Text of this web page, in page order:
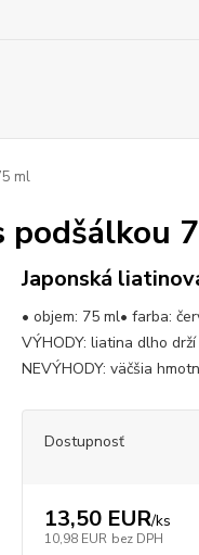
ml
podšálkou
Japonská
• objem: 75 ml• farba:
VÝHODY: liatina dlho
NEVÝHODY: väčšia
Dostupnosť
13,50 EUR/ks
10,98 EUR bez DPH